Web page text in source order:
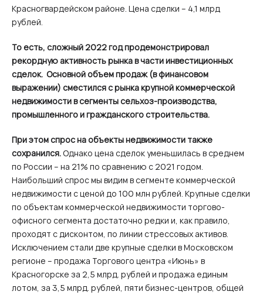
Красногвардейском районе. Цена сделки – 4,1 млрд
рублей.
То есть, сложный 2022 год продемонстрировал
рекордную активность рынка в части инвестиционных
сделок. Основной объем продаж (в финансовом
выражении) сместился с рынка крупной коммерческой
недвижимости в сегменты сельхоз-производства,
промышленного и гражданского строительства.
При этом спрос на объекты недвижимости также
сохранился.Однако цена сделок уменьшилась в среднем
по России – на 21% по сравнению с 2021 годом.
Наибольший спрос мы видим в сегменте коммерческой
недвижимости c ценой до 100 млн рублей. Крупные сделки
по объектам коммерческой недвижимости торгово-
офисного сегмента достаточно редки и, как правило,
проходят с дисконтом, по линии стрессовых активов.
Исключением стали две крупные сделки в Московском
регионе – продажа Торгового центра «Июнь» в
Красногорске за 2,5 млрд. рублей и продажа единым
лотом, за 3,5 млрд. рублей, пяти бизнес-центров, общей